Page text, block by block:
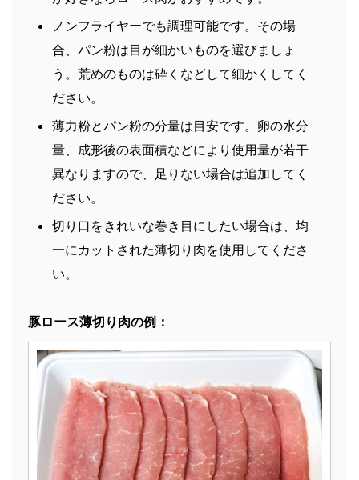
ノンフライヤーでも調理可能です。その場
合、パン粉は目が細かいものを選びましょ
う。荒めのものは砕くなどして細かくしてく
ださい。
薄力粉とパン粉の分量は目安です。卵の水分
量、成形後の表面積などにより使用量が若干
異なりますので、足りない場合は追加してく
ださい。
切り口をきれいな巻き目にしたい場合は、均
一にカットされた薄切り肉を使用してくださ
い。
豚ロース薄切り肉の例：